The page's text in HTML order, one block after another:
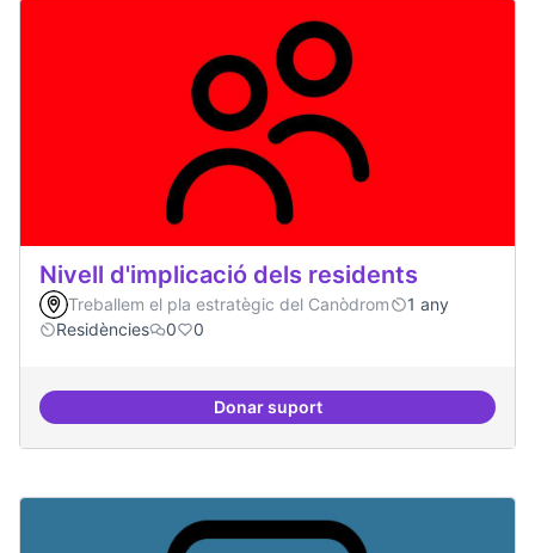
Nivell d'implicació dels residents
Treballem el pla estratègic del Canòdrom
1 any
Residències
0 0
Donar suportNivell d'implicació dels residents